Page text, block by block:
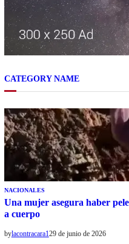
CATEGORY NAME
NACIONALES
Una mujer asegura haber
a cuerpo
bylacontracara129 de junio de 2026